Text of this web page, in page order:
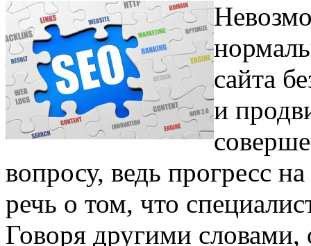
сайта
и
вопросу, ведь прогресс
речь о том, что
Говоря другими словами,